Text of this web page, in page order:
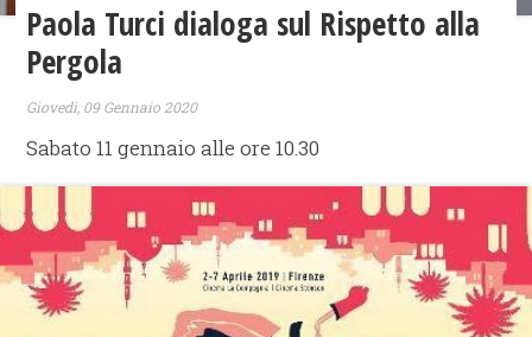
Paola Turci dialoga sul Rispetto alla
Pergola
Giovedì, 09 Gennaio 2020
Sabato 11 gennaio alle ore 10.30